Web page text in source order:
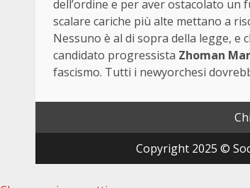
dell’ordine e per aver ostacolato un
scalare cariche più alte mettano a
Nessuno è al di sopra della legge, e
candidato progressista Zhoman
fascismo. Tutti i newyorchesi
Copyright 2025 ©